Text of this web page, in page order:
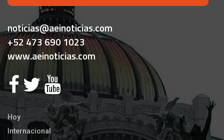
noticias@aeinoticias.com
+52 473 690 1023
www.aeinoticias.com
Hoy
Internacional